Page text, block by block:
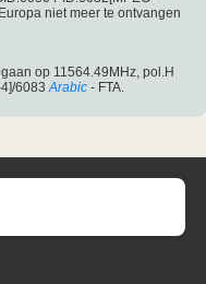
niet meer te ontvangen
op 11564.49MHz, pol.H
6083 Arabic - FTA.